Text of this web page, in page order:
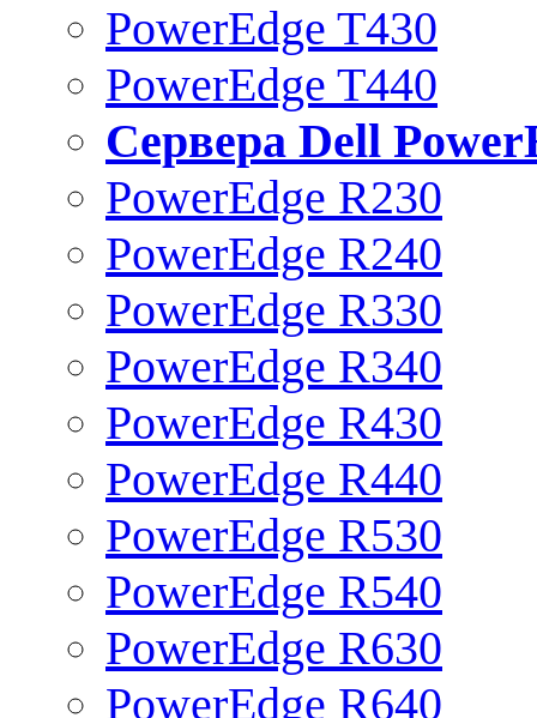
PowerEdge T430
PowerEdge T440
Сервера Dell
PowerEdge R230
PowerEdge R240
PowerEdge R330
PowerEdge R340
PowerEdge R430
PowerEdge R440
PowerEdge R530
PowerEdge R540
PowerEdge R630
PowerEdge R640